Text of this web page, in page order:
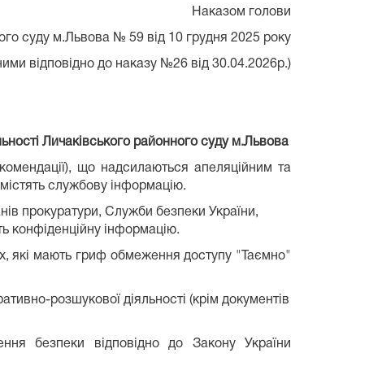
Наказом голови
суду м.Львова № 59 від 10 грудня 2025 року
відповідно до наказу №26 від 30.04.2026р.)
Личаківського районного суду м.Львова
що надсилаються апеляційним та
службову інформацію.
прокуратури, Служби безпеки України,
конфіденційну інформацію.
які мають гриф обмеження доступу "Таємно"
розшукової діяльності (крім документів
безпеки відповідно до Закону України